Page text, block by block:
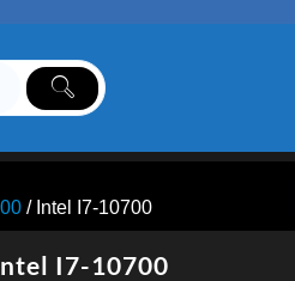
/ Intel I7-10700
I7-10700